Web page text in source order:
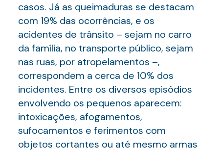
casos. Já as queimaduras se destacam
com 19% das ocorrências, e os
acidentes de trânsito – sejam no carro
da família, no transporte público, sejam
nas ruas, por atropelamentos –,
correspondem a cerca de 10% dos
incidentes. Entre os diversos episódios
envolvendo os pequenos aparecem:
intoxicações, afogamentos,
sufocamentos e ferimentos com
objetos cortantes ou até mesmo armas